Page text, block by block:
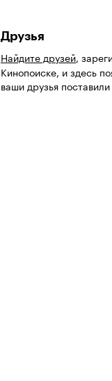
Друзья
Найдите друзей,
Кинопоиске, и здесь
ваши друзья